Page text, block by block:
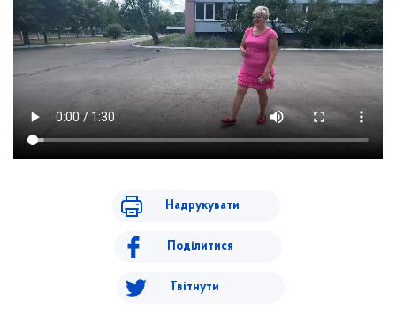
Надрукувати
Поділитися
Твітнути